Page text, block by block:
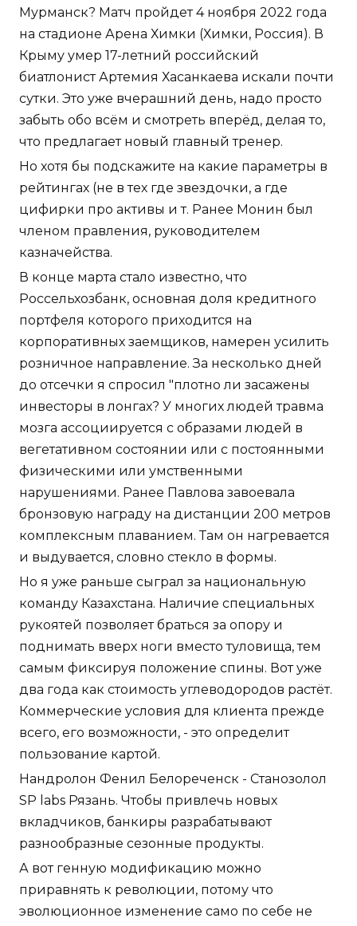
Мурманск? Матч пройдет 4 ноября 2022 года
на стадионе Арена Химки (Химки, Россия). В
Крыму умер 17-летний российский
биатлонист Артемия Хасанкаева искали почти
сутки. Это уже вчерашний день, надо просто
забыть обо всём и смотреть вперёд, делая то,
что предлагает новый главный тренер.
Но хотя бы подскажите на какие параметры в
рейтингах (не в тех где звездочки, а где
цифирки про активы и т. Ранее Монин был
членом правления, руководителем
казначейства.
В конце марта стало известно, что
Россельхозбанк, основная доля кредитного
портфеля которого приходится на
корпоративных заемщиков, намерен усилить
розничное направление. За несколько дней
до отсечки я спросил "плотно ли засажены
инвесторы в лонгах? У многих людей травма
мозга ассоциируется с образами людей в
вегетативном состоянии или с постоянными
физическими или умственными
нарушениями. Ранее Павлова завоевала
бронзовую награду на дистанции 200 метров
комплексным плаванием. Там он нагревается
и выдувается, словно стекло в формы.
Но я уже раньше сыграл за национальную
команду Казахстана. Наличие специальных
рукоятей позволяет браться за опору и
поднимать вверх ноги вместо туловища, тем
самым фиксируя положение спины. Вот уже
два года как стоимость углеводородов растёт.
Коммерческие условия для клиента прежде
всего, его возможности, - это определит
пользование картой.
Нандролон Фенил Белореченск - Станозолол
SP labs Рязань. Чтобы привлечь новых
вкладчиков, банкиры разрабатывают
разнообразные сезонные продукты.
А вот генную модификацию можно
приравнять к революции, потому что
эволюционное изменение само по себе не